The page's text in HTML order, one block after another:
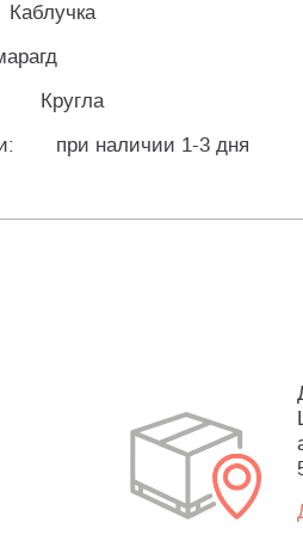
Каблучка
Кругла
при наличии 1-3 дня